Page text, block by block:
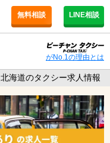
無料相談 LINE相談
がNo.1の理由とは
北海道のタクシー求人情報